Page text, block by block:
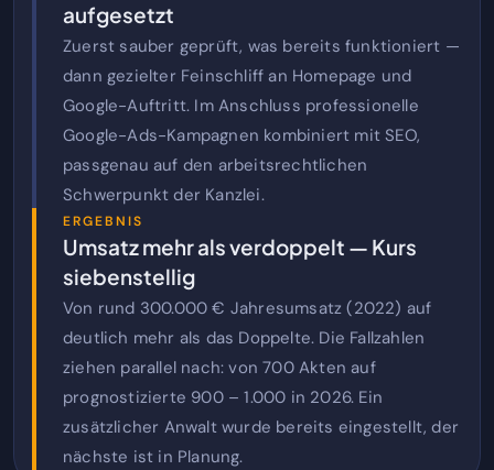
aufgesetzt
Zuerst sauber geprüft, was bereits funktioniert —
dann gezielter Feinschliff an Homepage und
Google-Auftritt. Im Anschluss professionelle
Google-Ads-Kampagnen kombiniert mit SEO,
passgenau auf den arbeitsrechtlichen
Schwerpunkt der Kanzlei.
ERGEBNIS
Umsatz mehr als verdoppelt — Kurs
siebenstellig
Von rund 300.000 € Jahresumsatz (2022) auf
deutlich mehr als das Doppelte. Die Fallzahlen
ziehen parallel nach: von 700 Akten auf
prognostizierte 900 – 1.000 in 2026. Ein
zusätzlicher Anwalt wurde bereits eingestellt, der
nächste ist in Planung.